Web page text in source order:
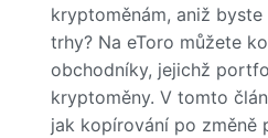
kryptoměnám, aniž
trhy? Na eToro můžete
obchodníky, jejichž
kryptoměny. V tomto
jak kopírování po změně